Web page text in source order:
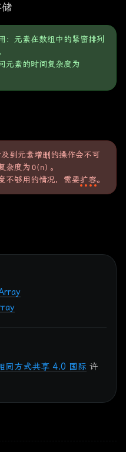
：元素在数组中的紧密排列
元素的时间复杂度为
到元素增删的操作会不可
杂度为 O(n) 。
不够用的情况，需要扩容。
同方式共享 4.0 国际 许